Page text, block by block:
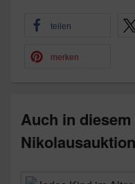
teilen
merken
Auch in